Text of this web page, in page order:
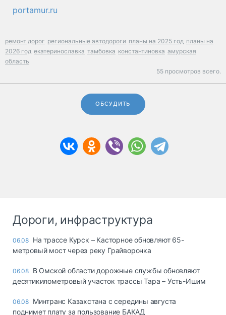
portamur.ru
ремонт дорог региональные автодороги планы на 2025 год планы на
2026 год екатеринославка тамбовка константиновка амурская
область
55 просмотров всего.
ОБСУДИТЬ
Дороги, инфраструктура
06.08 На трассе Курск – Касторное обновляют 65-
метровый мост через реку Грайворонка
06.08 В Омской области дорожные службы обновляют
десятикилометровый участок трассы Тара – Усть-Ишим
06.08 Минтранс Казахстана с середины августа
поднимет плату за пользование БАКАД